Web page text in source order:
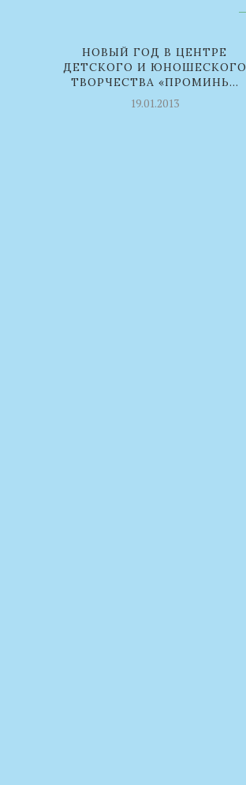
НОВЫЙ ГОД В ЦЕНТРЕ
ДЕТСКОГО И ЮНОШЕСКОГО
ТВОРЧЕСТВА «ПРОМИНЬ...
19.01.2013